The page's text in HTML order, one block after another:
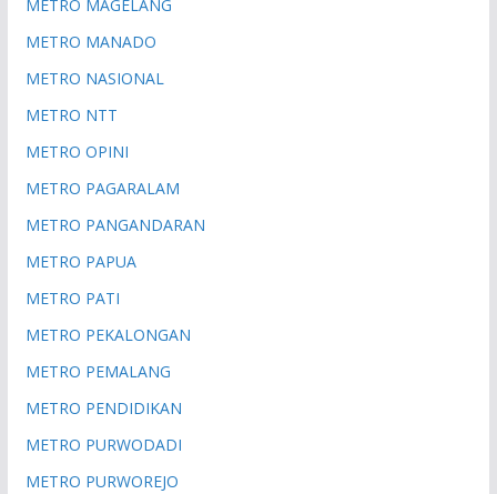
METRO MAGELANG
METRO MANADO
METRO NASIONAL
METRO NTT
METRO OPINI
METRO PAGARALAM
METRO PANGANDARAN
METRO PAPUA
METRO PATI
METRO PEKALONGAN
METRO PEMALANG
METRO PENDIDIKAN
METRO PURWODADI
METRO PURWOREJO